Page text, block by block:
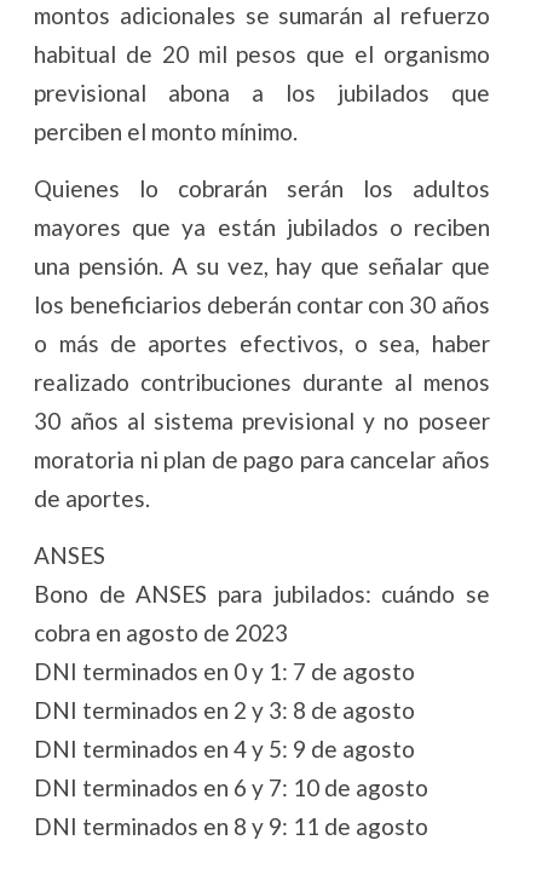
montos adicionales se sumarán al refuerzo
habitual de 20 mil pesos que el organismo
previsional abona a los jubilados que
perciben el monto mínimo.
Quienes lo cobrarán serán los adultos
mayores que ya están jubilados o reciben
una pensión. A su vez, hay que señalar que
los beneficiarios deberán contar con 30 años
o más de aportes efectivos, o sea, haber
realizado contribuciones durante al menos
30 años al sistema previsional y no poseer
moratoria ni plan de pago para cancelar años
de aportes.
ANSES
Bono de ANSES para jubilados: cuándo se
cobra en agosto de 2023
DNI terminados en 0 y 1: 7 de agosto
DNI terminados en 2 y 3: 8 de agosto
DNI terminados en 4 y 5: 9 de agosto
DNI terminados en 6 y 7: 10 de agosto
DNI terminados en 8 y 9: 11 de agosto